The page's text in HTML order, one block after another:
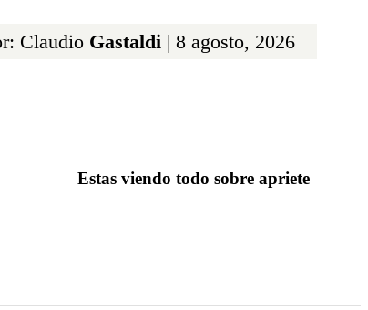
Claudio Gastaldi | 8 agosto, 2026
Estas viendo todo sobre apriete